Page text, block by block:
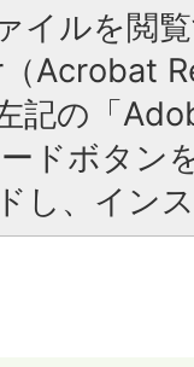
イルを閲
Acrobat
記の「
ドボタン
し、イン